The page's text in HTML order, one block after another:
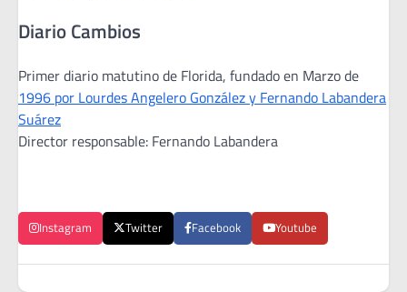
Diario Cambios
Primer diario matutino de Florida, fundado en Marzo de
1996 por Lourdes Angelero González y Fernando Labandera
Suárez
Director responsable: Fernando Labandera
Instagram Twitter Facebook Youtube